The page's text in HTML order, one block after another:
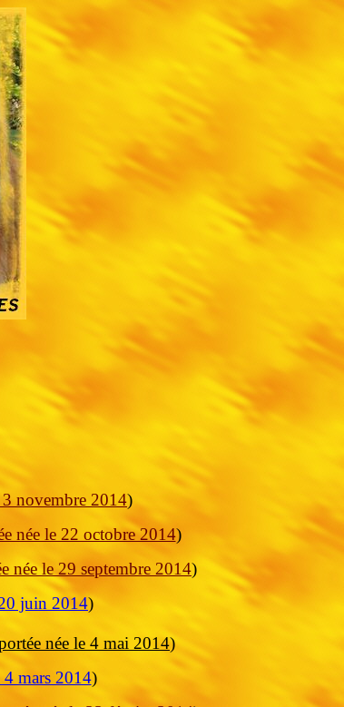
3 novembre 2014)
née le 22 octobre 2014)
née le 29 septembre 2014)
juin 2014)
née le 4 mai 2014)
4 mars 2014)